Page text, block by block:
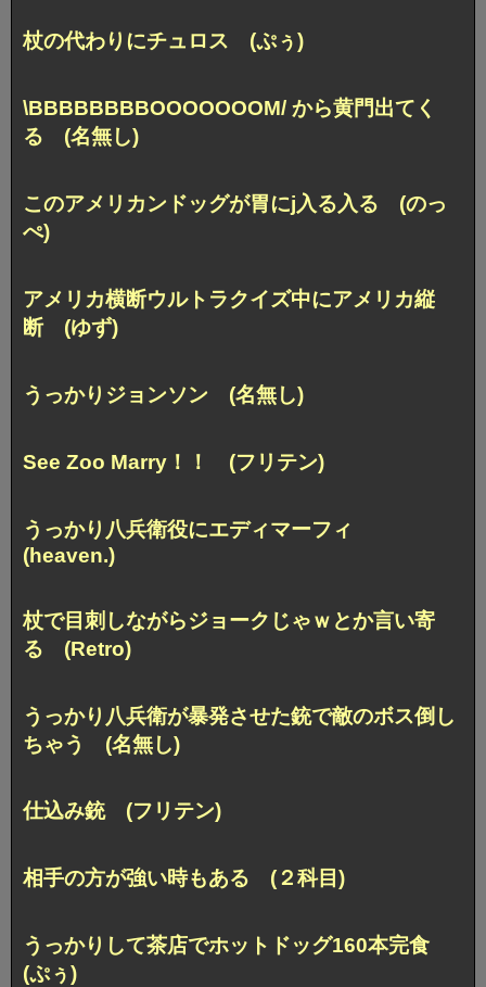
杖の代わりにチュロス (ぷぅ)
\BBBBBBBBOOOOOOOM/ から黄門出てく
る (名無し)
このアメリカンドッグが胃にj入る入る (のっ
ぺ)
アメリカ横断ウルトラクイズ中にアメリカ縦
断 (ゆず)
うっかりジョンソン (名無し)
See Zoo Marry！！ (フリテン)
うっかり八兵衛役にエディマーフィ
(heaven.)
杖で目刺しながらジョークじゃｗとか言い寄
る (Retro)
うっかり八兵衛が暴発させた銃で敵のボス倒し
ちゃう (名無し)
仕込み銃 (フリテン)
相手の方が強い時もある (２科目)
うっかりして茶店でホットドッグ160本完食
(ぷぅ)